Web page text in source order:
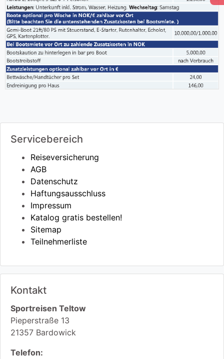
Servicebereich
Reiseversicherung
AGB
Datenschutz
Haftungsausschluss
Impressum
Katalog gratis bestellen!
Sitemap
Teilnehmerliste
Kontakt
Sportreisen Teltow
Pieperstraße 13
21357 Bardowick
Telefon: